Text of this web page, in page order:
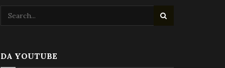
DA YOUTUBE